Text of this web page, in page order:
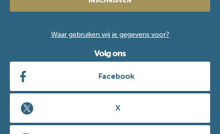
Waar gebruiken wij je gegevens voor?
Volg ons
Facebook
X